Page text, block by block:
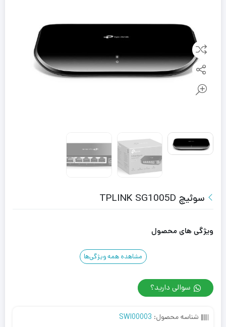
سوئیچ TPLINK SG1005D
ویژگی های محصول
مشاهده همه ویژگی‌ها
سوالی دارید؟
شناسه محصول: SWI00003